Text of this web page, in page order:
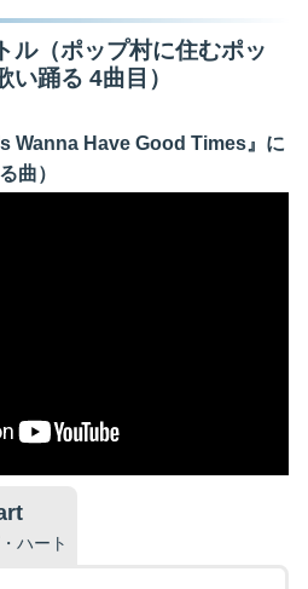
ル（ポップ村に住むポッ
い踊る 4曲目）
Wanna Have Good Times』に
曲）
ハート